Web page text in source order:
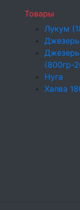
Товары
Лукум
(800гр-
Нуга
Халва